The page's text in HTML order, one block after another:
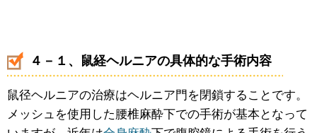
４－１、鼠経ヘルニアの具体的な手術内容
鼠径ヘルニアの治療はヘルニア門を閉鎖することです。
メッシュを使用した腰椎麻酔下での手術が基本となって